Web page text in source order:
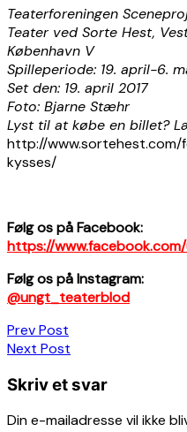
Teaterforeningen
Teater ved Sorte Hest,
København V
Spilleperiode: 19. april-6.
Set den: 19. april 2017
Foto: Bjarne Stæhr
Lyst til at købe en billet?
http://
kysses/
Følg os på Facebook:
https://
Følg os på Instagram:
@ungt_teaterblod
Indlægsnavigation
Prev Post
Next Post
Skriv et svar
Din e-mailadresse vil ikke